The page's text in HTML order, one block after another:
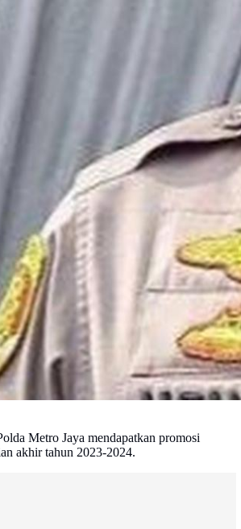
Metro Jaya mendapatkan promosi
akhir tahun 2023-2024.